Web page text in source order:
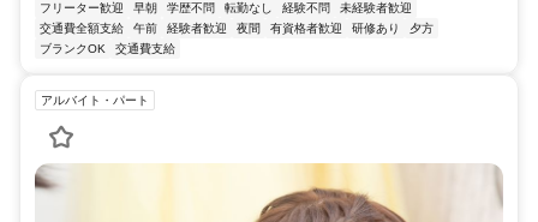
フリーター歓迎
早朝 学歴不問 転勤なし 経験不問
未経験者歓迎
交通費全額支給
午前 経験者歓迎 夜間 有資格者歓迎 研修あり
夕方
ブランクOK
交通費支給
アルバイト・パート